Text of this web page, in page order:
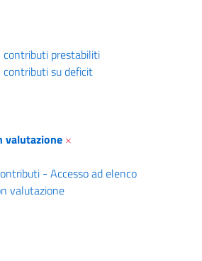
prestabiliti
su deficit
valutazione ×
- Accesso ad elenco
valutazione